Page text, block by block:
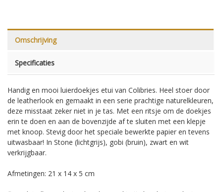
Omschrijving
Specificaties
Handig en mooi luierdoekjes etui van Colibries. Heel stoer door
de leatherlook en gemaakt in een serie prachtige naturelkleuren,
deze misstaat zeker niet in je tas. Met een ritsje om de doekjes
erin te doen en aan de bovenzijde af te sluiten met een klepje
met knoop. Stevig door het speciale bewerkte papier en tevens
uitwasbaar! In Stone (lichtgrijs), gobi (bruin), zwart en wit
verkrijgbaar.
Afmetingen: 21 x 14 x 5 cm